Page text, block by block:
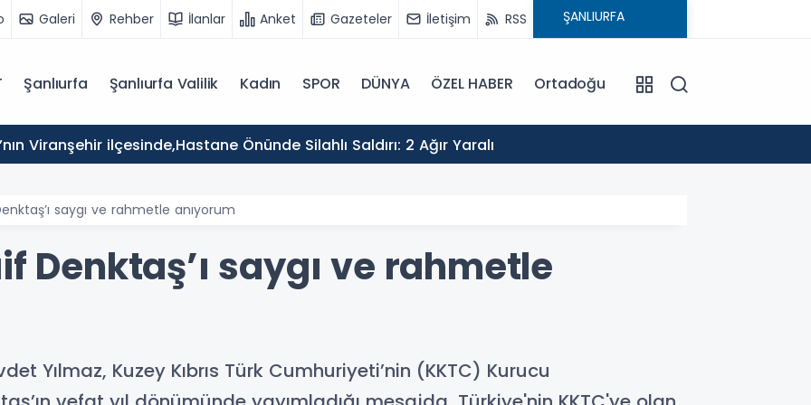
Galeri Rehber İlanlar Anket Gazeteler İletişim RSS
Şanlıurfa Şanlıurfa Valilik Kadın SPOR DÜNYA ÖZEL HABER Ortadoğu
Viranşehir ilçesinde,Hastane Önünde Silahlı Saldırı: 2 Ağır Yaralı
saygı ve rahmetle anıyorum
Denktaş’ı saygı ve rahmetle
Yılmaz, Kuzey Kıbrıs Türk Cumhuriyeti’nin (KKTC) Kurucu